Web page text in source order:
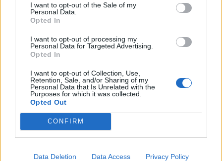
I want to opt-out of the Sale of my
Personal Data.
Opted In
I want to opt-out of processing my
Personal Data for Targeted Advertising.
Opted In
I want to opt-out of Collection, Use,
Retention, Sale, and/or Sharing of my
Personal Data that Is Unrelated with the
Purposes for which it was collected.
Opted Out
CONFIRM
Data Deletion Data Access Privacy Policy
organikus növekedési sztoriját produkálta a magyar
bankszektorban, és ehhez méltó évet zár idén is. A 2023-
KEDVES OLVASÓNK!
A keresett cikk a portfolio.hu hírarchívumához
tartozik, melynek olvasása előfizetéses
Az előfizetés a következőket tartalmazza:
Portfolio.hu teljes cikkarchívum
Kötéslisták: BÉT elmúlt 2 év napon belüli